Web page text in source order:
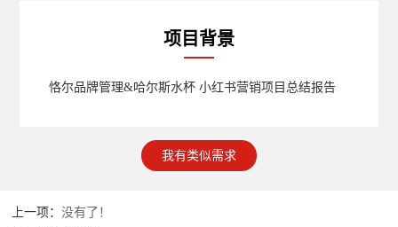
项目背景
恪尔品牌管理&哈尔斯水杯 小红书营销项目总结报告
我有类似需求
上一项：没有了！